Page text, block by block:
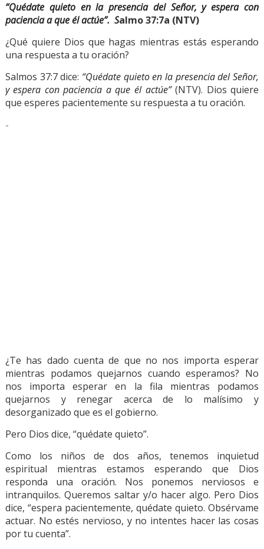
“Quédate quieto en la presencia del Señor, y espera con
paciencia a que él actúe”. Salmo 37:7a (NTV)
¿Qué quiere Dios que hagas mientras estás esperando
una respuesta a tu oración?
Salmos 37:7 dice: “Quédate quieto en la presencia del Señor,
y espera con paciencia a que él actúe”(NTV). Dios quiere
que esperes pacientemente su respuesta a tu oración.
-
¿Te has dado cuenta de que no nos importa esperar
mientras podamos quejarnos cuando esperamos? No
nos importa esperar en la fila mientras podamos
quejarnos y renegar acerca de lo malísimo y
desorganizado que es el gobierno.
Pero Dios dice, “quédate quieto”.
Como los niños de dos años, tenemos inquietud
espiritual mientras estamos esperando que Dios
responda una oración. Nos ponemos nerviosos e
intranquilos. Queremos saltar y/o hacer algo. Pero Dios
dice, “espera pacientemente, quédate quieto. Obsérvame
actuar. No estés nervioso, y no intentes hacer las cosas
por tu cuenta”.